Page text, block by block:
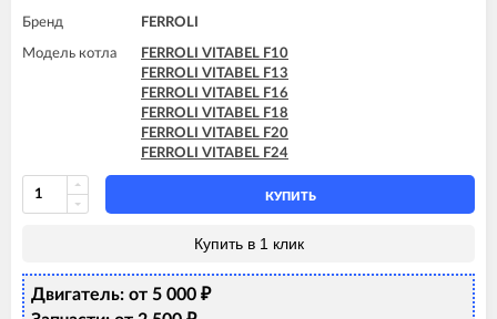
Бренд FERROLI
Модель котла
FERROLI VITABEL F10
FERROLI VITABEL F13
FERROLI VITABEL F16
FERROLI VITABEL F18
FERROLI VITABEL F20
FERROLI VITABEL F24
КУПИТЬ
Купить в 1 клик
Двигатель: от 5 000 ₽